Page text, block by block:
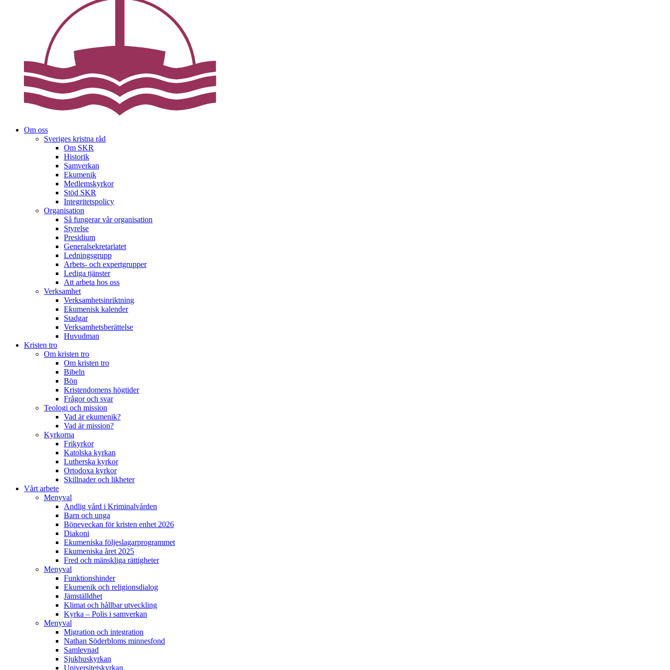
Om oss
Sveriges kristna råd
Om SKR
Historik
Samverkan
Ekumenik
Medlemskyrkor
Stöd SKR
Integritetspolicy
Organisation
Så fungerar vår organisation
Styrelse
Presidium
Generalsekretariatet
Ledningsgrupp
Arbets- och expertgrupper
Lediga tjänster
Att arbeta hos oss
Verksamhet
Verksamhetsinriktning
Ekumenisk kalender
Stadgar
Verksamhetsberättelse
Huvudman
Kristen tro
Om kristen tro
Om kristen tro
Bibeln
Bön
Kristendomens högtider
Frågor och svar
Teologi och mission
Vad är ekumenik?
Vad är mission?
Kyrkorna
Frikyrkor
Katolska kyrkan
Lutherska kyrkor
Ortodoxa kyrkor
Skillnader och likheter
Vårt arbete
Menyval
Andlig vård i Kriminalvården
Barn och unga
Böneveckan för kristen enhet 2026
Diakoni
Ekumeniska följeslagarprogrammet
Ekumeniska året 2025
Fred och mänskliga rättigheter
Menyval
Funktionshinder
Ekumenik och religionsdialog
Jämställdhet
Klimat och hållbar utveckling
Kyrka – Polis i samverkan
Menyval
Migration och integration
Nathan Söderbloms minnesfond
Samlevnad
Sjukhuskyrkan
Universitetskyrkan